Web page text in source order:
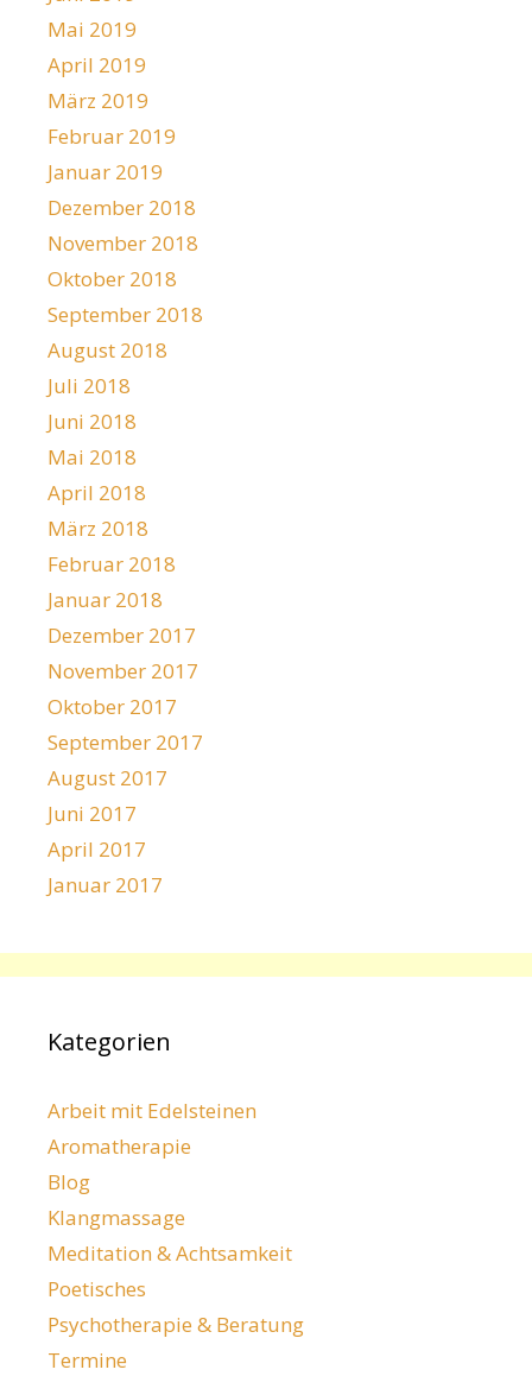
Mai 2019
April 2019
März 2019
Februar 2019
Januar 2019
Dezember 2018
November 2018
Oktober 2018
September 2018
August 2018
Juli 2018
Juni 2018
Mai 2018
April 2018
März 2018
Februar 2018
Januar 2018
Dezember 2017
November 2017
Oktober 2017
September 2017
August 2017
Juni 2017
April 2017
Januar 2017
Kategorien
Arbeit mit Edelsteinen
Aromatherapie
Blog
Klangmassage
Meditation & Achtsamkeit
Poetisches
Psychotherapie & Beratung
Termine